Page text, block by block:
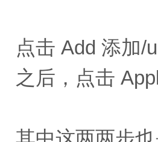
点击 Add 添加/
之后，点击